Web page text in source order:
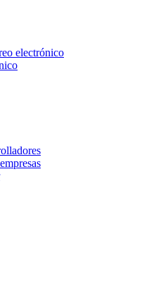
electrónico